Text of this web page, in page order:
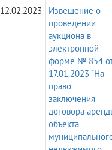
12.02.2023
Извещение о
проведении
аукциона в
электронной
форме № 854
17.01.2023 "На
право
заключения
договора
объекта